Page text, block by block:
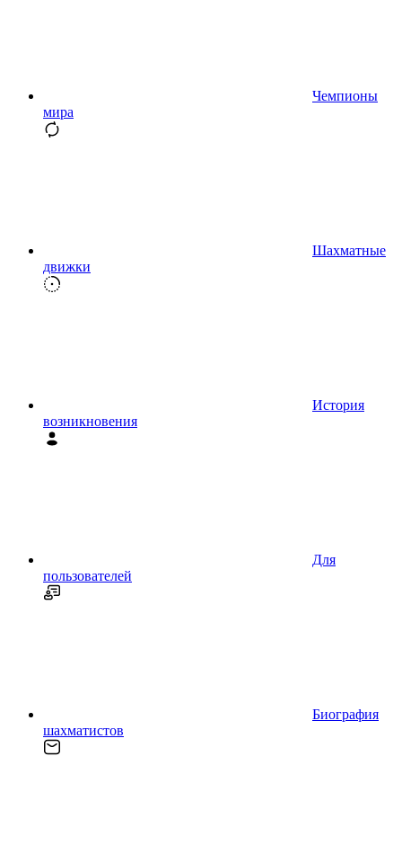
Чемпионы
мира
Шахматные
движки
История
возникновения
Для
пользователей
Биография
шахматистов